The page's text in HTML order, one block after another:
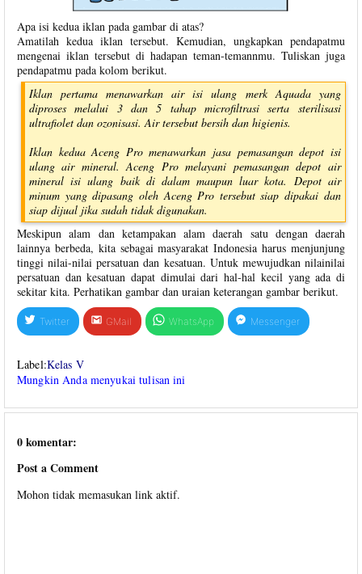
Apa isi kedua iklan pada gambar di atas?
Amatilah kedua iklan tersebut. Kemudian, ungkapkan pendapatmu
mengenai iklan tersebut di hadapan teman-temannmu. Tuliskan juga
pendapatmu pada kolom berikut.
Iklan pertama menawarkan air isi ulang merk Aquada yang
diproses melalui 3 dan 5 tahap microfiltrasi serta sterilisasi
ultrafiolet dan ozonisasi. Air tersebut bersih dan higienis.
Iklan kedua Aceng Pro menawarkan jasa pemasangan depot isi
ulang air mineral. Aceng Pro melayani pemasangan depot air
mineral isi ulang baik di dalam maupun luar kota. Depot air
minum yang dipasang oleh Aceng Pro tersebut siap dipakai dan
siap dijual jika sudah tidak digunakan.
Meskipun alam dan ketampakan alam daerah satu dengan daerah
lainnya berbeda, kita sebagai masyarakat Indonesia harus menjunjung
tinggi nilai-nilai persatuan dan kesatuan. Untuk mewujudkan nilainilai
persatuan dan kesatuan dapat dimulai dari hal-hal kecil yang ada di
sekitar kita. Perhatikan gambar dan uraian keterangan gambar berikut.
Twitter GMail WhatsApp Messenger
Label:Kelas V
Mungkin Anda menyukai tulisan ini
0 komentar:
Post a Comment
Mohon tidak memasukan link aktif.